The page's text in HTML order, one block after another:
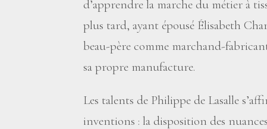
d’apprendre la marche du métier à
plus tard, ayant épousé Élisabeth
beau-père comme marchand-
sa propre manufacture.
Les talents de Philippe de Lasalle
inventions : la disposition des